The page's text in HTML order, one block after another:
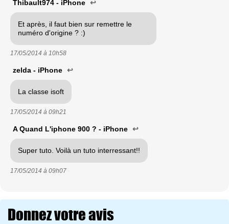
Thibault974 - iPhone ↩
Et après, il faut bien sur remettre le
numéro d'origine ? :)
17/05/2014 à 10h58
zelda - iPhone ↩
La classe isoft
17/05/2014 à 09h21
A Quand L'iphone 900 ? - iPhone ↩
Super tuto. Voilà un tuto interressant!!
17/05/2014 à 09h07
Donnez votre avis